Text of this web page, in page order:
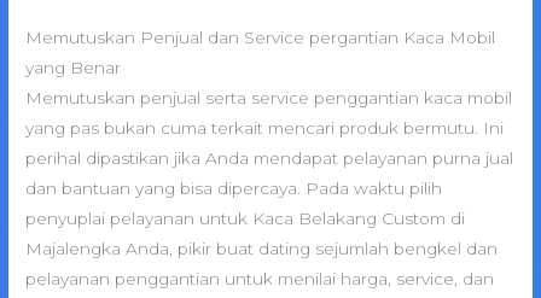
Memutuskan Penjual dan Service pergantian Kaca Mobil
yang Benar
Memutuskan penjual serta service penggantian kaca mobil
yang pas bukan cuma terkait mencari produk bermutu. Ini
perihal dipastikan jika Anda mendapat pelayanan purna jual
dan bantuan yang bisa dipercaya. Pada waktu pilih
penyuplai pelayanan untuk Kaca Belakang Custom di
Majalengka Anda, pikir buat dating sejumlah bengkel dan
pelayanan penggantian untuk menilai harga, service, dan